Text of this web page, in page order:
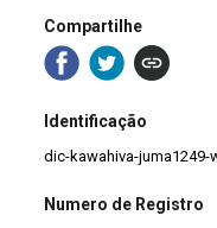
Compartilhe
Identificação
dic-kawahiva-juma1249-
Numero de Registro